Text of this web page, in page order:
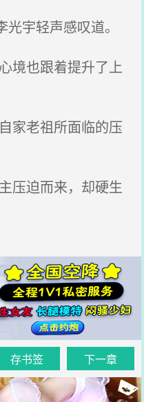
宇轻声感叹道。
境也跟着提升了上
家老祖所面临的压
压迫而来，却硬生
存书签 下一章